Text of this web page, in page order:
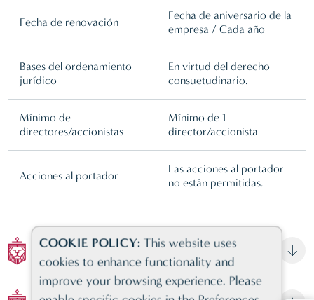
Fecha de renovación
Fecha de aniversario de la
empresa / Cada año
Bases del ordenamiento
jurídico
En virtud del derecho
consuetudinario.
Mínimo de
directores/accionistas
Mínimo de 1
director/accionista
Acciones al portador
Las acciones al portador
no están permitidas.
DOCUMENTOS REQUERIDOS
CANADÁ (ONTARIO) EMPRESA
COOKIE POLICY: This website uses
cookies to enhance functionality and
improve your browsing experience. Please